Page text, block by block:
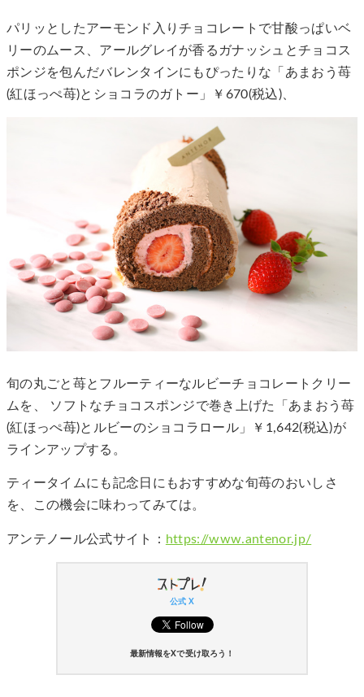
パリッとしたアーモンド入りチョコレートで甘酸っぱいベ
リーのムース、アールグレイが香るガナッシュとチョコス
ポンジを包んだバレンタインにもぴったりな「あまおう苺
(紅ほっぺ苺)とショコラのガトー」￥670(税込)、
旬の丸ごと苺とフルーティーなルビーチョコレートクリー
ムを、 ソフトなチョコスポンジで巻き上げた「あまおう苺
(紅ほっぺ苺)とルビーのショコラロール」￥1,642(税込)が
ラインアップする。
ティータイムにも記念日にもおすすめな旬苺のおいしさ
を、この機会に味わってみては。
アンテノール公式サイト： https://www.antenor.jp/
公式 X
最新情報をXで受け取ろう！